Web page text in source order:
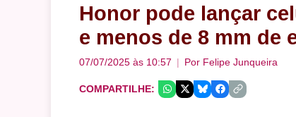
Honor pode lançar
e menos de 8 mm de
07/07/2025 às 10:57 Por Felipe Junqueira
COMPARTILHE: